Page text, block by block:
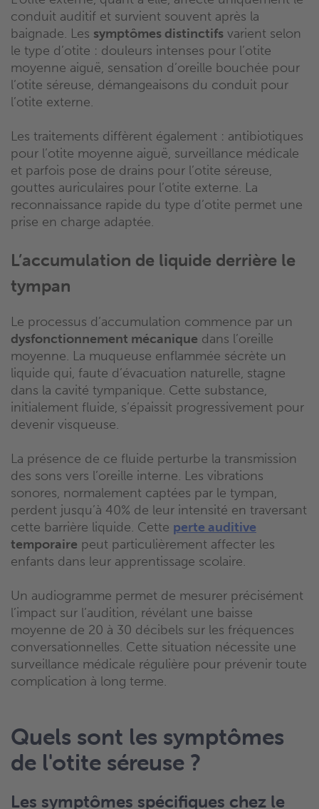
conduit auditif et survient souvent après la
baignade. Les symptômes distinctifs varient selon
le type d’otite : douleurs intenses pour l’otite
moyenne aiguë, sensation d’oreille bouchée pour
l’otite séreuse, démangeaisons du conduit pour
l’otite externe.
Les traitements diffèrent également : antibiotiques
pour l’otite moyenne aiguë, surveillance médicale
et parfois pose de drains pour l’otite séreuse,
gouttes auriculaires pour l’otite externe. La
reconnaissance rapide du type d’otite permet une
prise en charge adaptée.
L’accumulation de liquide derrière le
tympan
Le processus d’accumulation commence par un
dysfonctionnement mécanique dans l’oreille
moyenne. La muqueuse enflammée sécrète un
liquide qui, faute d’évacuation naturelle, stagne
dans la cavité tympanique. Cette substance,
initialement fluide, s’épaissit progressivement pour
devenir visqueuse.
La présence de ce fluide perturbe la transmission
des sons vers l’oreille interne. Les vibrations
sonores, normalement captées par le tympan,
perdent jusqu’à 40% de leur intensité en traversant
cette barrière liquide. Cette perte auditive
temporaire peut particulièrement affecter les
enfants dans leur apprentissage scolaire.
Un audiogramme permet de mesurer précisément
l’impact sur l’audition, révélant une baisse
moyenne de 20 à 30 décibels sur les fréquences
conversationnelles. Cette situation nécessite une
surveillance médicale régulière pour prévenir toute
complication à long terme.
Quels sont les symptômes
de l'otite séreuse ?
Les symptômes spécifiques chez le